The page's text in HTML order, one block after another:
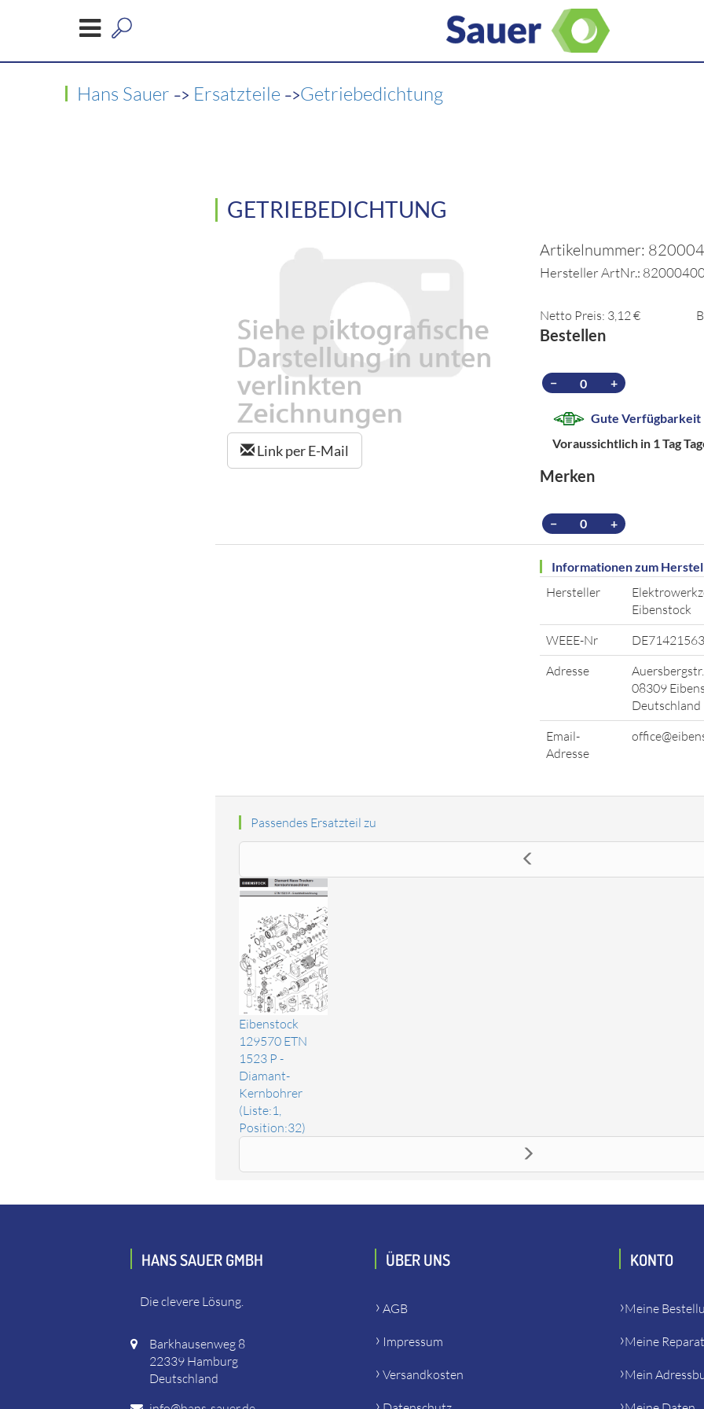
Hans Sauer -> Ersatzteile ->Getriebedichtung
GETRIEBEDICHTUNG
Link per E-Mail
Artikelnummer:
Hersteller ArtNr.:
Netto Preis: 3,12 €
Bestellen
− +
Gute Verfügbarkeit
Voraussichtlich in 1 Tag
Merken
− +
Informationen zum
Hersteller
Eibenstock
WEEE-Nr
DE71421563
Adresse
08309
Deutschland
Email-
Adresse
Passendes Ersatzteil zu
Eibenstock
129570 ETN
1523 P -
Diamant-
Kernbohrer
(Liste:1,
Position:32)
Das Ersatzteil "Getriebedichtung" online bestellen. Es passt unter anderem zu: Eibenstock 129570 ETN 1523 P -
HANS SAUER GMBH
Die clevere Lösung.
Barkhausenweg 8
22339 Hamburg
Deutschland
ÜBER UNS
AGB
Impressum
Versandkosten
KONTO
Meine
Meine
Mein